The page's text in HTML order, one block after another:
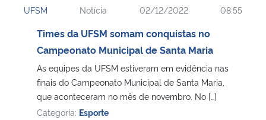
Ministério da Cidadania
Ministério de Minas e Energia
Ministério da Ciência, Tecnologia, Inovações e Comunicações
UFSM Notícia 02/12/2022 08:55
Times da UFSM somam conquistas no
Campeonato Municipal de Santa Maria
As equipes da UFSM estiveram em evidência nas
finais do Campeonato Municipal de Santa Maria,
que aconteceram no mês de novembro. No […]
Categoria: Esporte